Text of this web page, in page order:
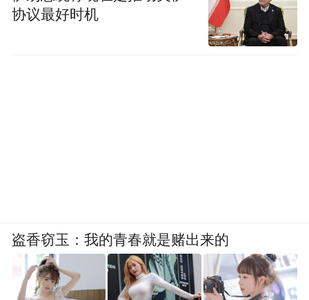
协议最好时机
盗香窃玉：我的青春就是赌出来的